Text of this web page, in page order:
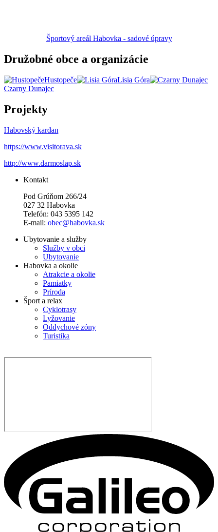
Športový areál Habovka - sadové úpravy
Družobné obce a organizácie
Hustopeče
Lisia Góra
Czarny Dunajec
Projekty
Habovský kardan
https://www.visitorava.sk
http://www.darmoslap.sk
Kontakt
Pod Grúňom 266/24
027 32 Habovka
Telefón: 043 5395 142
E-mail: obec@habovka.sk
Ubytovanie a služby
Služby v obci
Ubytovanie
Habovka a okolie
Atrakcie a okolie
Pamiatky
Príroda
Šport a relax
Cyklotrasy
Lyžovanie
Oddychové zóny
Turistika